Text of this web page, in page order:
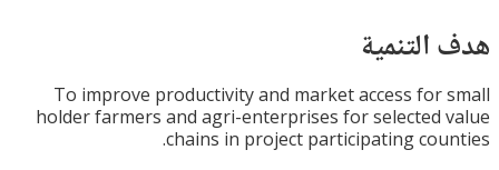
To improve productivity and market access
holder farmers and agri-enterprises for
chains in project participating